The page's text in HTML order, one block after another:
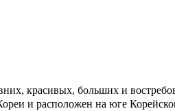
красивых, больших и
и расположен на юге